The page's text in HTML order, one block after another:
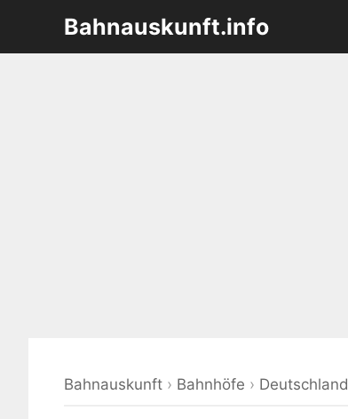
springen
Bahnauskunft.info
Bahnauskunft › Bahnhöfe › Deutschland